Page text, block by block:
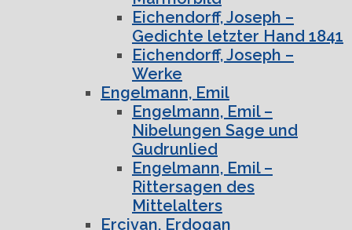
Eichendorff, Joseph –
Gedichte letzter Hand 1841
Eichendorff, Joseph –
Werke
Engelmann, Emil
Engelmann, Emil –
Nibelungen Sage und
Gudrunlied
Engelmann, Emil –
Rittersagen des
Mittelalters
Ercivan, Erdogan